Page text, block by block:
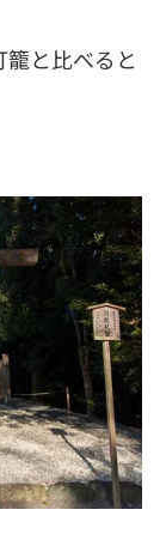
と比べると